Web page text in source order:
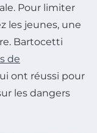
Pour limiter
les jeunes, une
Bartocetti
de
ont réussi pour
les dangers